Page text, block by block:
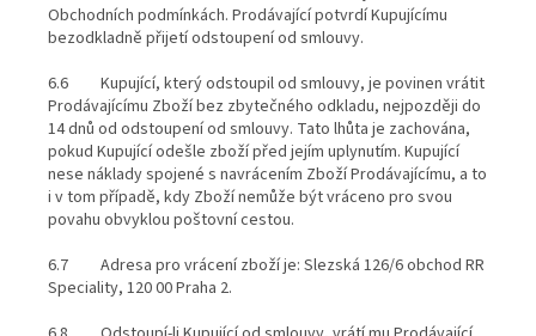
Obchodních podmínkách. Prodávající potvrdí Kupujícímu
bezodkladně přijetí odstoupení od smlouvy.
6.6 Kupující, který odstoupil od smlouvy, je povinen vrátit
Prodávajícímu Zboží bez zbytečného odkladu, nejpozději do
14 dnů od odstoupení od smlouvy. Tato lhůta je zachována,
pokud Kupující odešle zboží před jejím uplynutím. Kupující
nese náklady spojené s navrácením Zboží Prodávajícímu, a to
i v tom případě, kdy Zboží nemůže být vráceno pro svou
povahu obvyklou poštovní cestou.
6.7 Adresa pro vrácení zboží je: Slezská 126/6 obchod RR
Speciality, 120 00 Praha 2.